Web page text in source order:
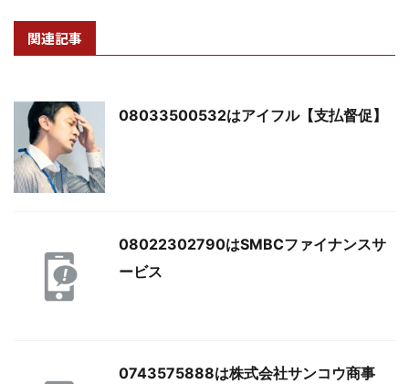
関連記事
08033500532はアイフル【支払督促】
08022302790はSMBCファイナンスサ
ービス
0743575888は株式会社サンコウ商事